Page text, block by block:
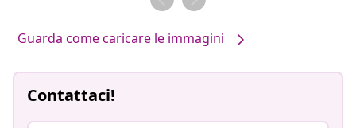
Guarda come caricare le immagini
Contattaci!